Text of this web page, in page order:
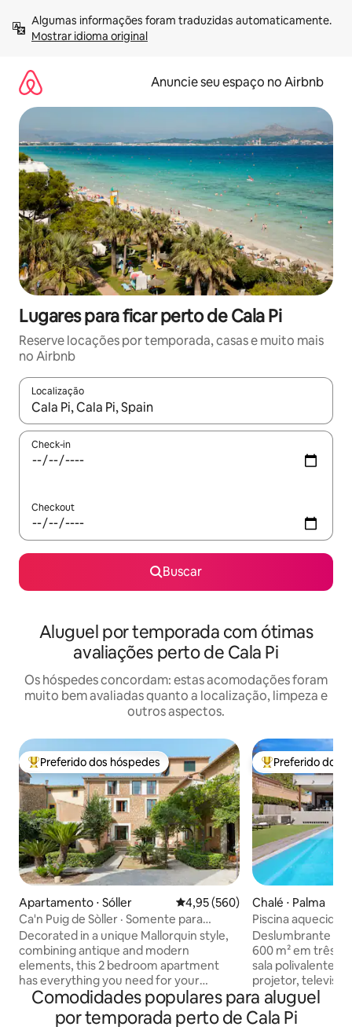
para
Mostrar idioma original
Anuncie seu espaço no Airbnb
Lugares para ficar perto de Cala Pi
Reserve locações por temporada, casas e muito mais
no Airbnb
Localização
Quando os resultados estiverem disponíveis, explore-os
Check-in
Checkout
Buscar
Aluguel por temporada com ótimas
avaliações perto de Cala Pi
Os hóspedes concordam: estas acomodações foram
muito bem avaliadas quanto a localização, limpeza e
outros aspectos.
Entre os melhores preferidos dos hóspedes
Preferido dos hóspedes
Apartamento ⋅ Sóller 4,95 de uma avaliação média de
4,95 (560)
Ca'n Puig de Sòller · Somente para
adultos (+12), Apart...
Decorated in a unique Mallorquin style,
combining antique and modern
elements, this 2 bedroom apartment
has everything you need for your
holiday on the island. Each bedroom has
its own bathroom and the living area
features a comfortable sofa, dining
Entre os
Preferido dos
Chalé ⋅ Palma
Piscina aquecida
cristal Villamina
Deslumbrante
600 m² em três
sala polivalente
projetor,
vídeo, discoteca
privativa (9 x 5
iluminação
Comodidades populares para aluguel
por temporada perto de Cala Pi